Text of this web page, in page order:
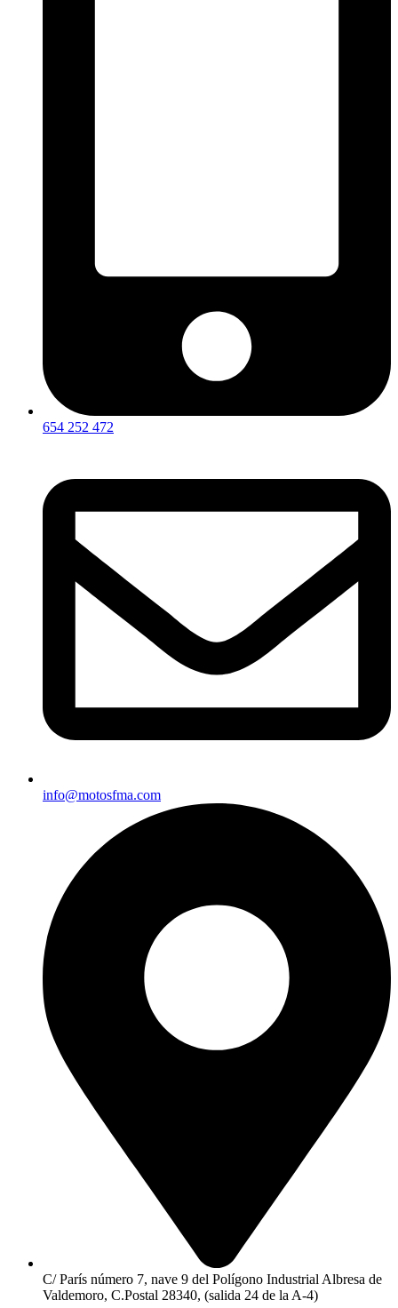
654 252 472
info@motosfma.com
C/ París número 7, nave 9 del Polígono Industrial Albresa de
Valdemoro, C.Postal 28340, (salida 24 de la A-4)